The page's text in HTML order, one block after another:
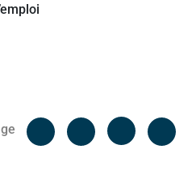
Facebook